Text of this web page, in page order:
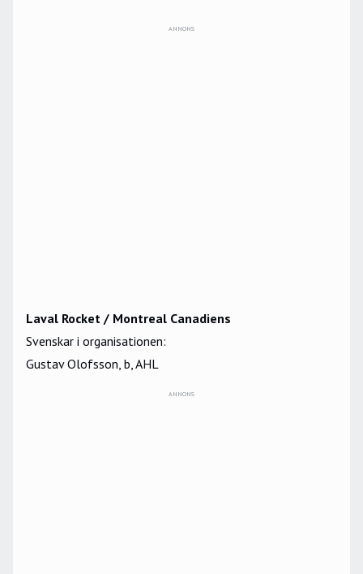
ANNONS
Laval Rocket / Montreal Canadiens
Svenskar i organisationen:
Gustav Olofsson, b, AHL
ANNONS